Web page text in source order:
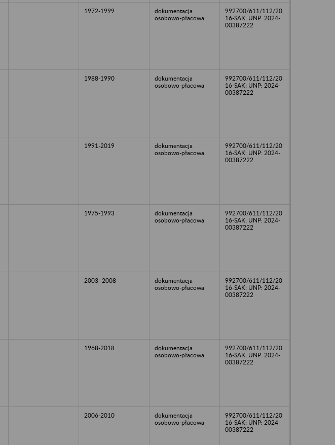
1972-1999
dokumentacja
osobowo-płacowa
992700/611/112/20
16-SAK; UNP: 2024-
00387222
1988-1990
dokumentacja
osobowo-płacowa
992700/611/112/20
16-SAK; UNP: 2024-
00387222
1991-2019
dokumentacja
osobowo-płacowa
992700/611/112/20
16-SAK; UNP: 2024-
00387222
1975-1993
dokumentacja
osobowo-płacowa
992700/611/112/20
16-SAK; UNP: 2024-
00387222
2003- 2008
dokumentacja
osobowo-płacowa
992700/611/112/20
16-SAK; UNP: 2024-
00387222
1968-2018
dokumentacja
osobowo-płacowa
992700/611/112/20
16-SAK; UNP: 2024-
00387222
2006-2010
dokumentacja
osobowo-płacowa
992700/611/112/20
16-SAK; UNP: 2024-
00387222